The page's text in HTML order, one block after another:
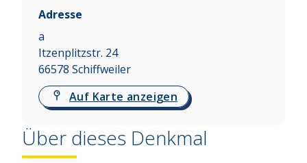
Adresse
a
Itzenplitzstr. 24
66578 Schiffweiler
Auf Karte anzeigen
Über dieses Denkmal